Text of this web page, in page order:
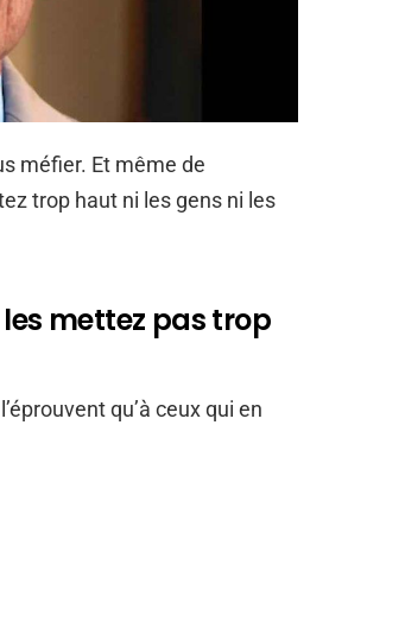
méfier. Et même de
trop haut ni les gens ni les
mettez pas trop
qu’à ceux qui en